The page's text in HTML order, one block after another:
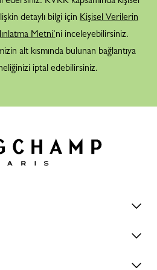
detaylı bilgi için Kişisel Verilerin
Metni’ni inceleyebilirsiniz.
alt kısmında bulunan bağlantıya
iptal edebilirsiniz.